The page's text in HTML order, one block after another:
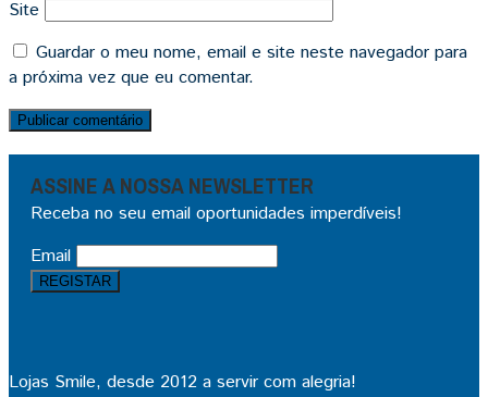
Site
Guardar o meu nome, email e site neste navegador para
a próxima vez que eu comentar.
ASSINE A NOSSA NEWSLETTER
Receba no seu email oportunidades imperdíveis!
Email
Lojas Smile, desde 2012 a servir com alegria!